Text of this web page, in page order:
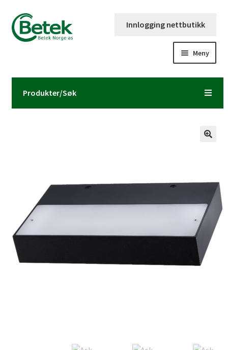
Hopp
til
navigasjon
Hopp
til
innhold
Innlogging nettbutikk
Meny
Forsiden
Volumpriser
Produkter/Søk